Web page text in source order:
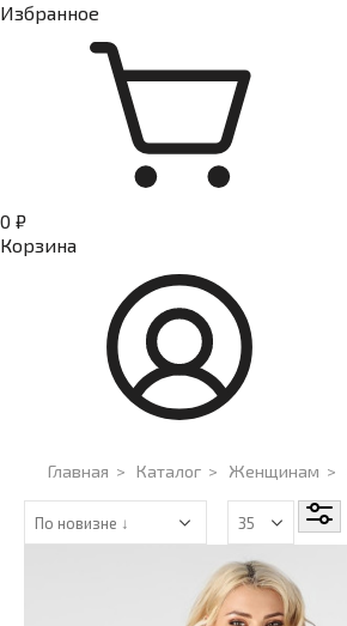
Избранное
0 ₽
Корзина
Главная > Каталог > Женщинам >